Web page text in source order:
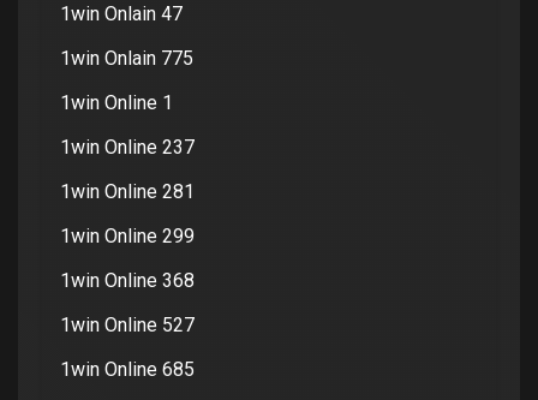
1win Onlain 47
1win Onlain 775
1win Online 1
1win Online 237
1win Online 281
1win Online 299
1win Online 368
1win Online 527
1win Online 685